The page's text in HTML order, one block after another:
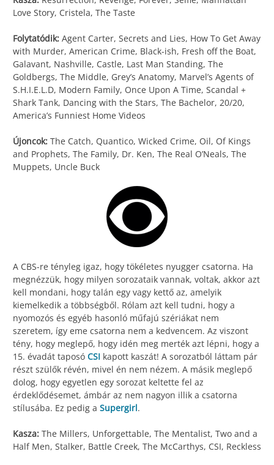
Love Story, Cristela, The Taste
Folytatódik: Agent Carter, Secrets and Lies, How To Get Away
with Murder, American Crime, Black-ish, Fresh off the Boat,
Galavant, Nashville, Castle, Last Man Standing, The
Goldbergs, The Middle, Grey’s Anatomy, Marvel’s Agents of
S.H.I.E.L.D, Modern Family, Once Upon A Time, Scandal +
Shark Tank, Dancing with the Stars, The Bachelor, 20/20,
America’s Funniest Home Videos
Újoncok: The Catch, Quantico, Wicked Crime, Oil, Of Kings
and Prophets, The Family, Dr. Ken, The Real O’Neals, The
Muppets, Uncle Buck
A CBS-re tényleg igaz, hogy tökéletes nyugger csatorna. Ha
megnézzük, hogy milyen sorozataik vannak, voltak, akkor azt
kell mondani, hogy talán egy vagy kettő az, amelyik
kiemelkedik a többségből. Rólam azt kell tudni, hogy a
nyomozós és egyéb hasonló műfajú szériákat nem
szeretem, így eme csatorna nem a kedvencem. Az viszont
tény, hogy meglepő, hogy idén meg merték azt lépni, hogy a
15. évadát taposó CSI kapott kaszát! A sorozatból láttam pár
részt szülők révén, mivel én nem nézem. A másik meglepő
dolog, hogy egyetlen egy sorozat keltette fel az
érdeklődésemet, ámbár az nem nagyon illik a csatorna
stílusába. Ez pedig a Supergirl.
Kasza: The Millers, Unforgettable, The Mentalist, Two and a
Half Men, Stalker, Battle Creek, The McCarthys, CSI, Reckless